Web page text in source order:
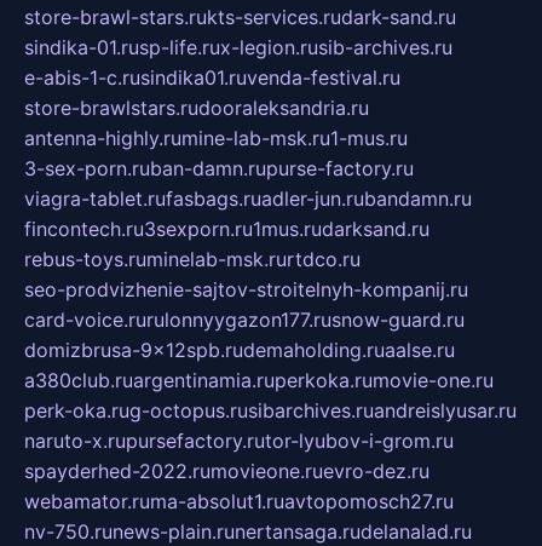
store-brawl-stars.rukts-services.rudark-sand.ru
sindika-01.rusp-life.rux-legion.rusib-archives.ru
e-abis-1-c.rusindika01.ruvenda-festival.ru
store-brawlstars.rudooraleksandria.ru
antenna-highly.rumine-lab-msk.ru1-mus.ru
3-sex-porn.ruban-damn.rupurse-factory.ru
viagra-tablet.rufasbags.ruadler-jun.rubandamn.ru
fincontech.ru3sexporn.ru1mus.rudarksand.ru
rebus-toys.ruminelab-msk.rurtdco.ru
seo-prodvizhenie-sajtov-stroitelnyh-kompanij.ru
card-voice.rurulonnyygazon177.rusnow-guard.ru
domizbrusa-9x12spb.rudemaholding.ruaalse.ru
a380club.ruargentinamia.ruperkoka.rumovie-one.ru
perk-oka.rug-octopus.rusibarchives.ruandreislyusar.ru
naruto-x.rupursefactory.rutor-lyubov-i-grom.ru
spayderhed-2022.rumovieone.ruevro-dez.ru
webamator.ruma-absolut1.ruavtopomosch27.ru
nv-750.runews-plain.runertansaga.rudelanalad.ru